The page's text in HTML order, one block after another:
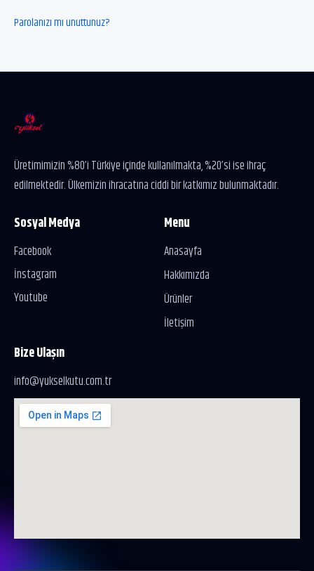
Parolanızı mı unuttunuz?
Üretimimizin %80’i Türkiye içinde kullanılmakta, %20’si ise ihraç
edilmektedir. Ülkemizin ihracatına ciddi bir katkımız bulunmaktadır.
Sosyal Medya
Facebook
İnstagram
Youtube
Menu
Anasayfa
Hakkımızda
Ürünler
İletişim
Bize Ulaşın
info@yukselkutu.com.tr